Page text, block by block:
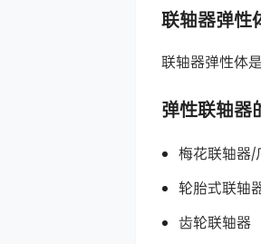
联轴器弹性
联轴器弹性体
弹性联轴器
梅花联轴器/
轮胎式联轴
齿轮联轴器